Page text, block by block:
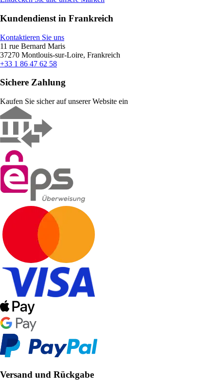
Kundendienst in Frankreich
Kontaktieren Sie uns
11 rue Bernard Maris
37270 Montlouis-sur-Loire, Frankreich
+33 1 86 47 62 58
Sichere Zahlung
Kaufen Sie sicher auf unserer Website ein
Versand und Rückgabe